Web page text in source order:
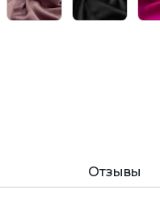
Отзывы